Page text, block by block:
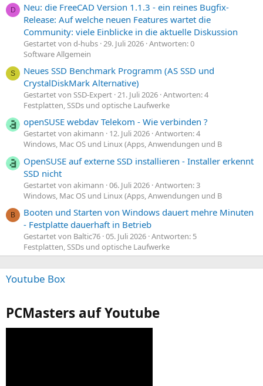
D
Neu: die FreeCAD Version 1.1.3 - ein reines Bugfix-
Release: Auf welche neuen Features wartet die
Community: viele Einblicke in die aktuelle Diskussion
Gestartet von d-hubs 29. Juli 2026 Antworten: 0
Software Allgemein
S
Neues SSD Benchmark Programm (AS SSD und
CrystalDiskMark Alternative)
Gestartet von SSD-Expert 21. Juli 2026 Antworten: 4
Festplatten, SSDs und optische Laufwerke
openSUSE webdav Telekom - Wie verbinden ?
Gestartet von akimann 12. Juli 2026 Antworten: 4
Windows, Mac OS und Linux (Apps, Anwendungen und B
OpenSUSE auf externe SSD installieren - Installer erkennt
SSD nicht
Gestartet von akimann 06. Juli 2026 Antworten: 3
Windows, Mac OS und Linux (Apps, Anwendungen und B
B
Booten und Starten von Windows dauert mehre Minuten
- Festplatte dauerhaft in Betrieb
Gestartet von Baltic76 05. Juli 2026 Antworten: 5
Festplatten, SSDs und optische Laufwerke
Youtube Box
PCMasters auf Youtube